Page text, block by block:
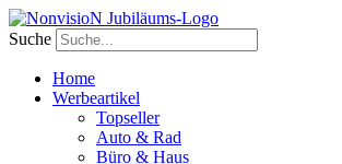
Zum
Inhalt
wechseln
Suche
Home
Werbeartikel
Topseller
Auto & Rad
Büro & Haus